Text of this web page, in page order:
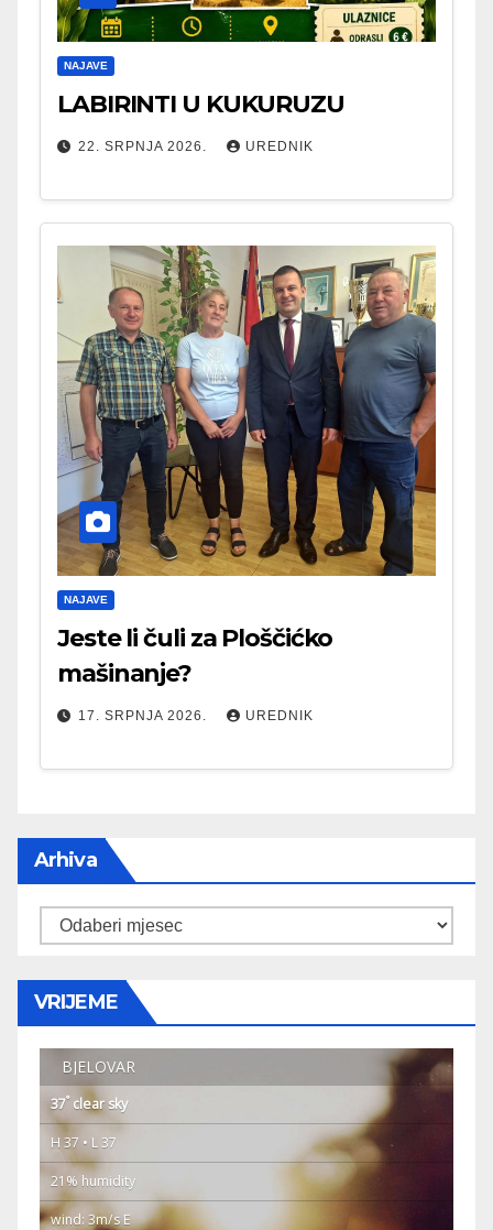
NAJAVE
LABIRINTI U KUKURUZU
22. SRPNJA 2026. UREDNIK
NAJAVE
Jeste li čuli za Ploščićko
mašinanje?
17. SRPNJA 2026. UREDNIK
Arhiva
Arhiva
VRIJEME
BJELOVAR
37° clear sky
H 37 • L 37
21% humidity
wind: 3m/s E